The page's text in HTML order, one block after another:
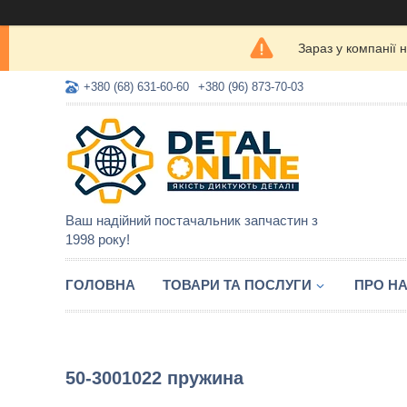
Зараз у
+380 (68) 631-60-60 +380 (96) 873-70-03
Ваш надійний постачальник запчастин з
1998 року!
ГОЛОВНА ТОВАРИ ТА ПОСЛУГИ ПРО
50-3001022 пружина